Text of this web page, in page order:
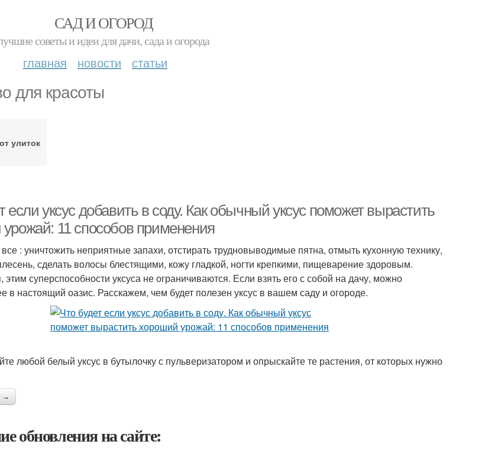
САД И ОГОРОД
советы и идеи для дачи, сада и огорода
главная новости статьи
для красоты
улиток
если уксус добавить в соду. Как обычный уксус поможет вырастить
11 способов применения
: уничтожить неприятные запахи, отстирать трудновыводимые пятна, отмыть кухонную технику,
сделать волосы блестящими, кожу гладкой, ногти крепкими, пищеварение здоровым.
этим суперспособности уксуса не ограничиваются. Если взять его с собой на дачу, можно
в настоящий оазис. Расскажем, чем будет полезен уксус в вашем саду и огороде.
любой белый уксус в бутылочку с пульверизатором и опрыскайте те растения, от которых нужно
→
обновления на сайте: